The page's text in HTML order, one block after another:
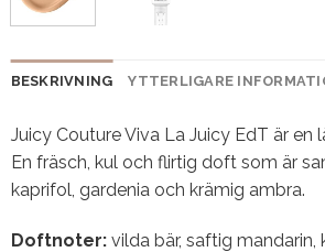
BESKRIVNING YTTERLIGARE
Juicy Couture Viva La Juicy EdT är en
En fräsch, kul och flirtig doft som är
kaprifol, gardenia och krämig ambra.
Doftnoter:vilda bär, saftig mandarin,